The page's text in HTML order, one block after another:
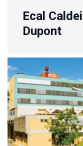
Ecal
Dupont